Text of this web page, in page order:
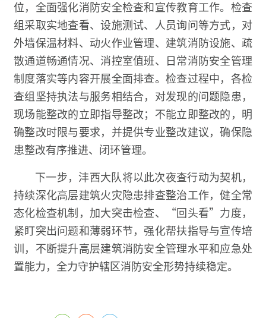
位，全面强化消防安全检查和宣传教育工作。检查
组采取实地查看、设施测试、人员询问等方式，对
外墙保温材料、动火作业管理、建筑消防设施、疏
散通道畅通情况、消控室值班、日常消防安全管理
制度落实等内容开展全面排查。检查过程中，各检
查组坚持执法与服务相结合，对发现的问题隐患，
现场能整改的立即指导整改；不能立即整改的，明
确整改时限与要求，并提供专业整改建议，确保隐
患整改有序推进、闭环管理。
下一步，沣西大队将以此次夜查行动为契机，
持续深化高层建筑火灾隐患排查整治工作，健全常
态化检查机制，加大突击检查、“回头看”力度，
紧盯突出问题和薄弱环节，强化帮扶指导与宣传培
训，不断提升高层建筑消防安全管理水平和应急处
置能力，全力守护辖区消防安全形势持续稳定。